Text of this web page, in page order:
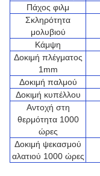
Πάχος φιλμ
Σκληρότητα
μολυβιού
Κάμψη
Δοκιμή πλέγματος
1mm
Δοκιμή παλμού
Δοκιμή κυπέλλου
Αντοχή στη
θερμότητα 1000
ώρες
Δοκιμή ψεκασμού
αλατιού 1000 ώρες